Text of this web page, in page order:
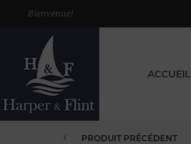
Bienvenue!
ACCUEIL
PRODUIT PRÉCÉDENT